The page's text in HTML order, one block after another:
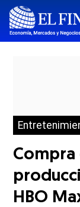
Compra
HBO